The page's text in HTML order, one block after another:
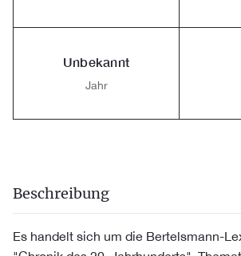
Unbekannt
Jahr
Beschreibung
Es handelt sich um die Bertelsmann-